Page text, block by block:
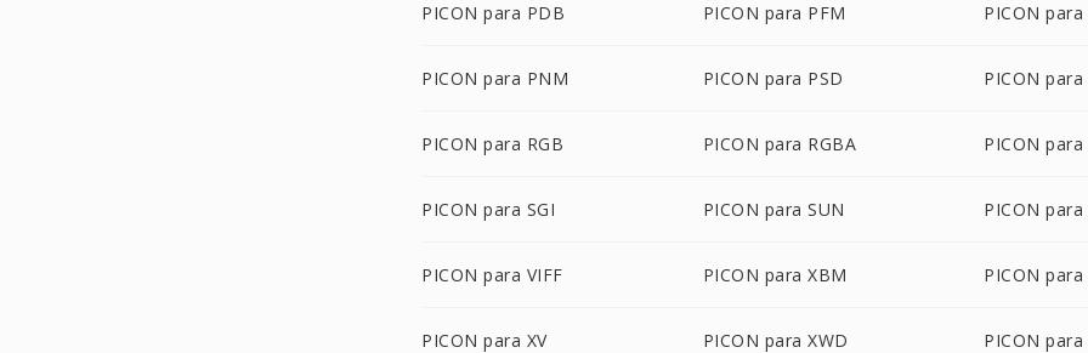
PICON para PDB PICON para PFM PICON para
PICON para PNM PICON para PSD PICON para
PICON para RGB PICON para RGBA PICON para
PICON para SGI PICON para SUN PICON para
PICON para VIFF PICON para XBM PICON para
PICON para XV PICON para XWD PICON para